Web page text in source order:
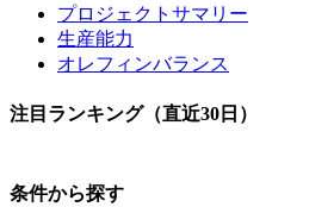
プロジェクトサマリー
生産能力
オレフィンバランス
注目ランキング（直近30日）
条件から探す